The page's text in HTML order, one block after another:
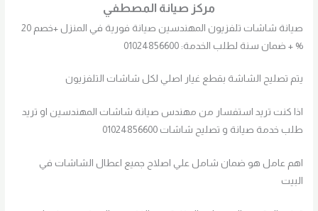
مركز صيانة المصطفي
صيانة شاشات تلفزيون المهندسين صيانة فورية في المنزل +خصم 20
% + ضمان سنة لطلب الخدمة: 01024856600
يتم تصليح الشاشة بقطع غيار اصلي لكل شاشات التلفزيون
اذا كنت تريد استفسار من مهندس صيانة شاشات المهندسين او تريد
طلب خدمة صيانة و تصليح شاشات 01024856600
اهم عامل هو ضمان شامل علي اصلاح جميع اعطال الشاشات في
البيت